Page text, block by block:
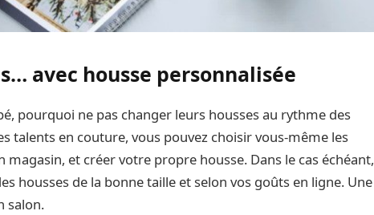
avec housse personnalisée
pourquoi ne pas changer leurs housses au rythme des
talents en couture, vous pouvez choisir vous-même les
et créer votre propre housse. Dans le cas échéant,
housses de la bonne taille et selon vos goûts en ligne. Une
salon.